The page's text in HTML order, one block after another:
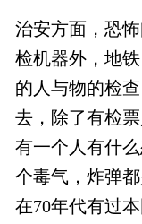
治安方面，恐
检机器外，地
的人与物的检
去，除了有检
有一个人有什
个毒气，炸弹
在70年代有过